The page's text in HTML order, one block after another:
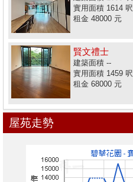
實用面積 1614 呎
租金 48000 元
賢文禮士
建築面積 --
實用面積 1459 呎
租金 68000 元
屋苑走勢